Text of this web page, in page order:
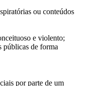
ou conteúdos
e violento;
públicas de forma
por parte de um